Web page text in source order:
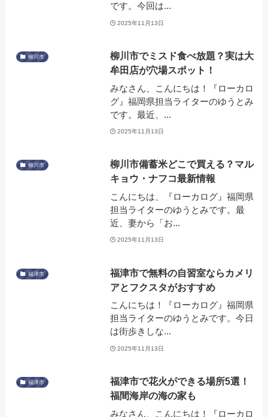
です。今回は...
2025年11月13日
柳川市
柳川市でミスド食べ放題？実は大
牟田店が穴場スポット！
みなさん、こんにちは！『ローカロ
グ』福岡県担当ライターのゆうとみ
です。最近、...
2025年11月13日
柳川市
柳川市備蓄米どこで買える？マル
キョウ・ナフコ最新情報
こんにちは、『ローカログ』福岡県
担当ライターのゆうとみです。最
近、妻から「お...
2025年11月13日
福津市
福津市で無料の自習室ならカメリ
アとフクスタがおすすめ
こんにちは！『ローカログ』福岡県
担当ライターのゆうとみです。今日
は街歩きしな...
2025年11月13日
福津市
福津市で花火ができる場所5選！
福間海岸の海の家も
みなさん、こんにちは！『ローカロ